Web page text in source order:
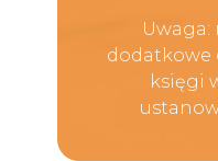
Uwaga:
dodatkowe
księgi